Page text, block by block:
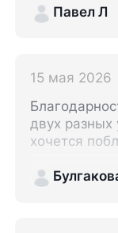
своейПавел Л
15 мая 2026
двух разных
хочется
врач очень